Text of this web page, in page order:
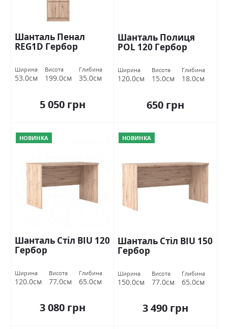
Шанталь Пенал
REG1D Гербор
Ширина
53.0см
Висота
199.0см
Глибина
35.0см
5 050 грн
Шанталь Полиця
POL 120 Гербор
Ширина
120.0см
Висота
15.0см
Глибина
18.0см
650 грн
НОВИНКА
Шанталь Стіл BIU 120
Гербор
Ширина
120.0см
Висота
77.0см
Глибина
65.0см
3 080 грн
НОВИНКА
Шанталь Стіл BIU 150
Гербор
Ширина
150.0см
Висота
77.0см
Глибина
65.0см
3 490 грн